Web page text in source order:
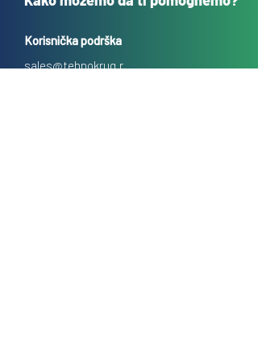
Korisnička podrška
sales@tehnokrug.r